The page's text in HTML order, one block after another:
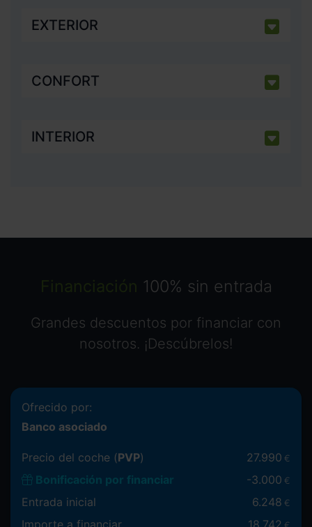
EXTERIOR
CONFORT
INTERIOR
Financiación 100% sin entrada
Grandes descuentos por financiar con
nosotros. ¡Descúbrelos!
Ofrecido por:
Banco asociado
Precio del coche (PVP) 27.990 €
Bonificación por financiar -3.000 €
Entrada inicial 6.248 €